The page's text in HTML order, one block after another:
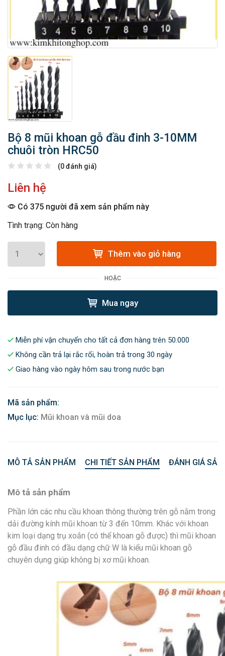
Bộ 8 mũi khoan gỗ đầu đinh 3-10MM
chuôi tròn HRC50
(0 đánh giá)
Liên hệ
Có 375 người đã xem sản phẩm này
Tình trạng: Còn hàng
Thêm vào giỏ hàng
HOẶC
Mua ngay
Miễn phí vận chuyển cho tất cả đơn hàng trên 50.000
Không cần trả lại rắc rối, hoàn trả trong 30 ngày
Giao hàng vào ngày hôm sau trong nước bạn
Mã sản phẩm:
Mục lục: Mũi khoan và mũi doa
MÔ TẢ SẢN PHẨM CHI TIẾT SẢN PHẨM ĐÁNH GIÁ
Mô tả sản phẩm
Phần lớn các nhu cầu khoan thông thường trên gỗ nằm trong
dải đường kính mũi khoan từ 3 đến 10mm. Khác với khoan
kim loại dạng trụ xoắn (có thể khoan gỗ được) thì mũi khoan
gỗ đầu đinh có đầu dạng chữ W là kiểu mũi khoan gỗ
chuyên dụng giúp không bị xơ mũi khoan.